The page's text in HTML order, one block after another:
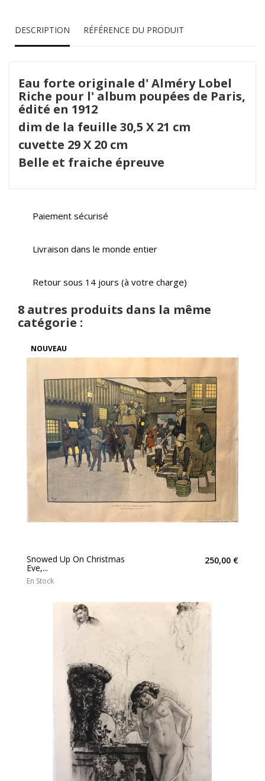
DESCRIPTION RÉFÉRENCE DU PRODUIT
Eau forte originale d' Alméry Lobel
Riche pour l' album poupées de Paris,
édité en 1912
dim de la feuille 30,5 X 21 cm
cuvette 29 X 20 cm
Belle et fraiche épreuve
Paiement sécurisé
Livraison dans le monde entier
Retour sous 14 jours (à votre charge)
8 autres produits dans la même
catégorie :
NOUVEAU
Snowed Up On Christmas
Eve,...
250,00 €
En Stock